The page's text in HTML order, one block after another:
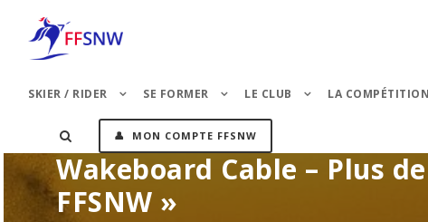
SKIER / RIDER SE FORMER LE CLUB LA COMPÉTITION
👤 MON COMPTE FFSNW
Wakeboard Cable – Plus
FFSNW »